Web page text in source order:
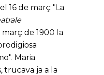
16 de març "La
de 1900 la
Maria
trucava ja a la